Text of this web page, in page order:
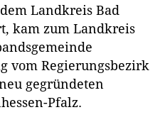
Landkreis Bad
kam zum Landkreis
vom Regierungsbezirk
gegründeten
Pfalz.